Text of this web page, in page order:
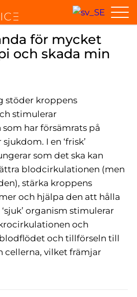
Kan jag använda för mycket BEMER-
för mycket
och skada min
stöder kroppens
stimulerar
har försämrats på
I en ‘frisk’
som det ska kan
blodcirkulationen (men
stärka kroppens
och hjälpa den att hålla
organism stimulerar
och
och tillförseln till
cellerna, vilket främjar